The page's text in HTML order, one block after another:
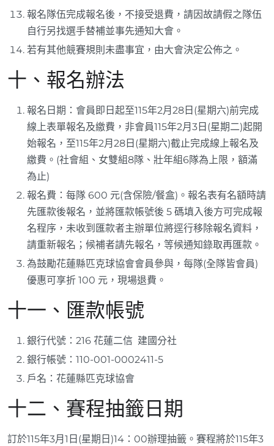
報名隊伍完成報名後，不接受退費，請因故請假之隊伍
自行另找選手替補並事先通知大會。
若有其他競賽規則未盡事宜，由大會決定公佈之。
十、報名辦法
報名日期：會員即日起至115年2月28日(星期六)前完成
線上表單報名及繳費，非會員115年2月3日(星期二)起開
始報名，至115年2月28日(星期六)截止完成線上報名及
繳費。(社會組、女雙組8隊、壯年組6隊為上限，額滿
為止)
報名費：每隊 600 元(含保險/餐盒)。報名表有名額時請
先匯款後報名，並將匯款帳號後 5 碼填入後方可完成報
名程序，未收到匯款者主辦單位將逕行移除報名資料，
請重新報名；候補者請先報名，等候通知錄取再匯款。
為鼓勵花蓮縣匹克球協會會員參與，每隊(全隊皆會員)
優惠可享折 100 元，現場退費。
十一、匯款帳號
銀行代號：216 花蓮二信 建國分社
銀行帳號：110-001-0002411-5
戶名：花蓮縣匹克球協會
十二、賽程抽籤日期
訂於115年3月1日(星期日)14：00辦理抽籤。賽程將於115年3